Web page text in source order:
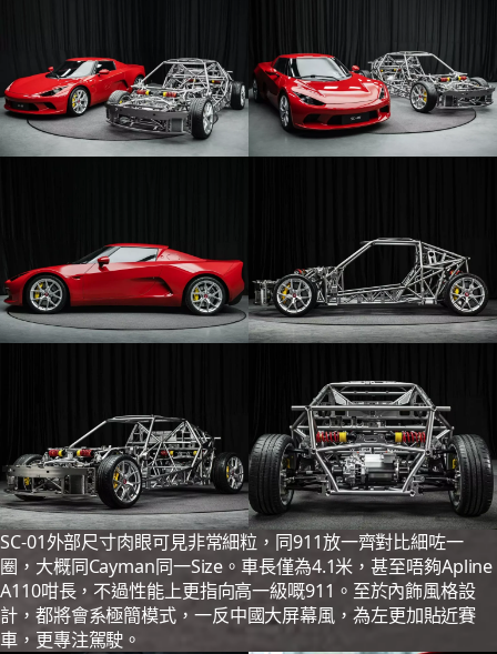
SC-01外部尺寸肉眼可見非常細粒，同911放一齊對比細咗一
圈，大概同Cayman同一Size。車長僅為4.1米，甚至唔夠Apline
A110咁長，不過性能上更指向高一級嘅911。至於內飾風格設
計，都將會系極簡模式，一反中國大屏幕風，為左更加貼近賽
車，更專注駕駛。